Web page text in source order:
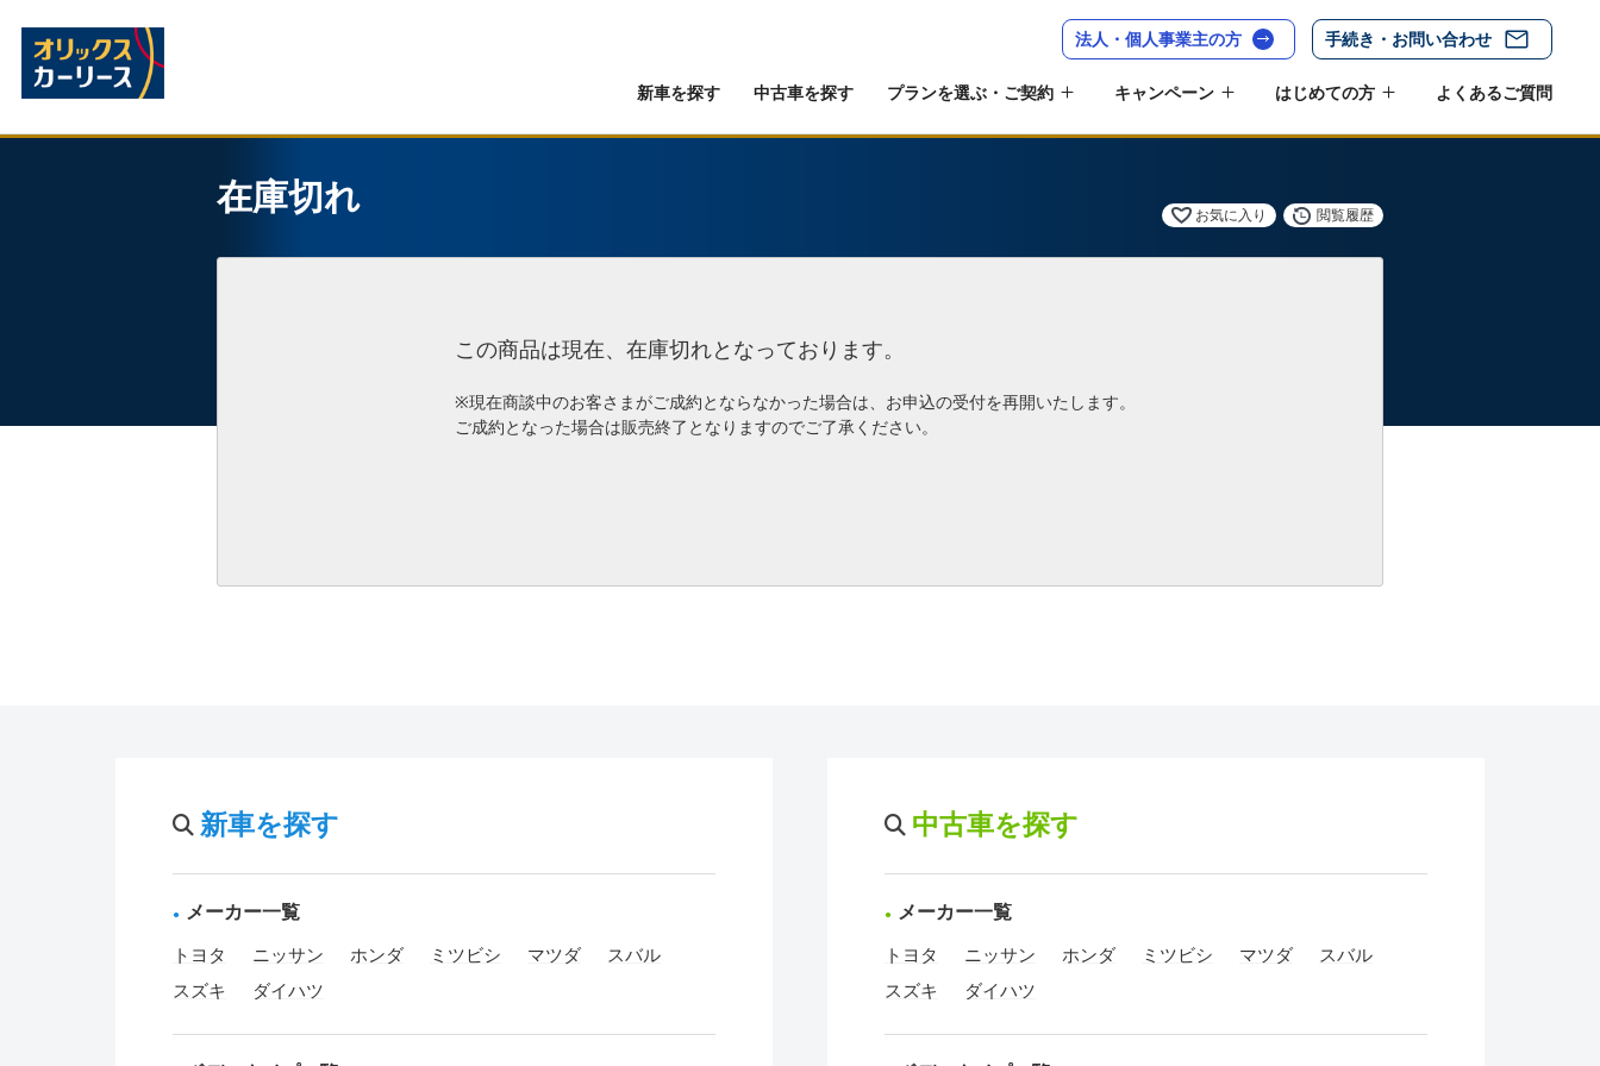
法人・個人事業主の方 手続き・お問い合わせ
新車を探す 中古車を探す プランを選ぶ・ご契約 キャンペーン はじめての方 よくあるご質問
在庫切れ お気に入り 閲覧履歴
この商品は現在、在庫切れとなっております。
※現在商談中のお客さまがご成約とならなかった場合は、お申込の受付を再開いたします。
ご成約となった場合は販売終了となりますのでご了承ください。
新車を探す
メーカー一覧
トヨタ ニッサン ホンダ ミツビシ マツダ
スバル
スズキ
ダイハツ
中古車を探す
メーカー一覧
トヨタ ニッサン ホンダ ミツビシ マツダ
スバル
スズキ
ダイハツ